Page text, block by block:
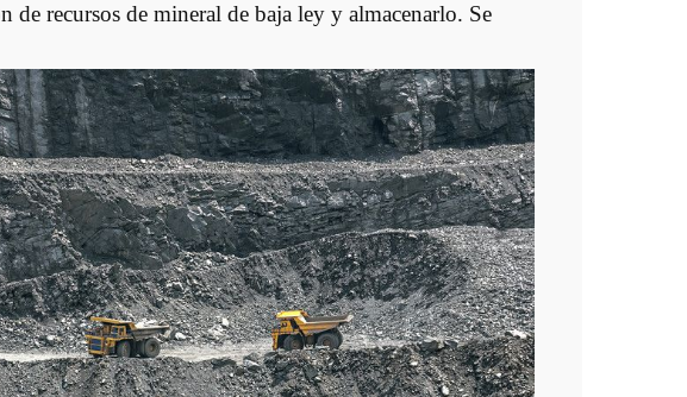
de recursos de mineral de baja ley y almacenarlo. Se